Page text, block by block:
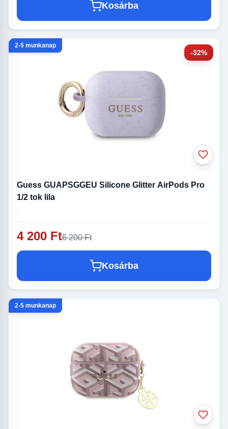
Kosárba
-32%
2-5 munkanap
Guess GUAPSGGEU Silicone Glitter AirPods Pro
1/2 tok lila
4 200 Ft6 200 Ft
Kosárba
2-5 munkanap